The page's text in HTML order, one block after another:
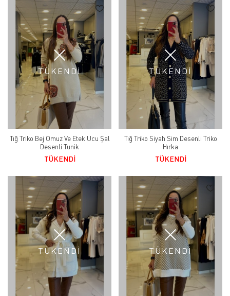
TÜKENDİ
Tığ Triko Bej Omuz Ve Etek Ucu Şal
Desenli Tunik
TÜKENDİ
TÜKENDİ
Tığ Triko Siyah Sim Desenli Triko
Hırka
TÜKENDİ
TÜKENDİ TÜKENDİ